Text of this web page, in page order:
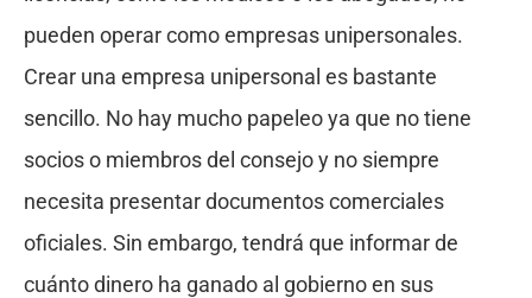
pueden operar como empresas unipersonales.
Crear una empresa unipersonal es bastante
sencillo. No hay mucho papeleo ya que no tiene
socios o miembros del consejo y no siempre
necesita presentar documentos comerciales
oficiales. Sin embargo, tendrá que informar de
cuánto dinero ha ganado al gobierno en sus